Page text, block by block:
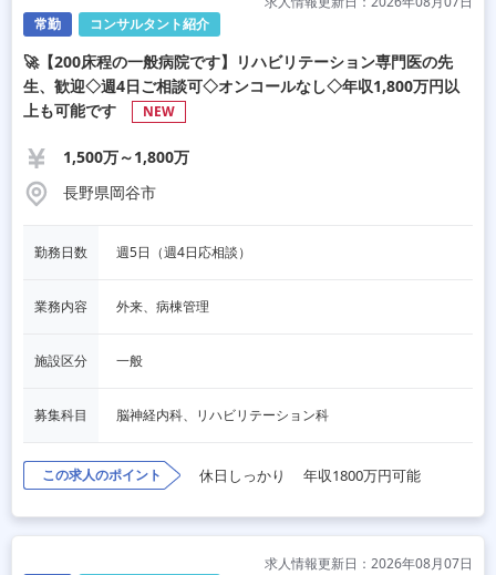
常勤 コンサルタント紹介
🚀【200床程の一般病院です】リハビリテーション専門医の先
生、歓迎◇週4日ご相談可◇オンコールなし◇年収1,800万円以
上も可能です
NEW
1,500万～1,800万
長野県岡谷市
勤務日数 週5日（週4日応相談）
業務内容 外来、病棟管理
施設区分 一般
募集科目 脳神経内科、リハビリテーション科
この求人のポイント 休日しっかり 年収1800万円可能
求人情報更新日：2026年08月07日